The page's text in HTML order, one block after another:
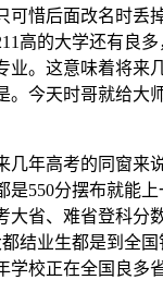
可惜后面改名时丢
高的大学还有良多
业。这意味着将来
。今天时哥就给大
年高考的同窗来
是550分摆布就能
大省、难省登科分
结业生都是到全
学校正在全国良多